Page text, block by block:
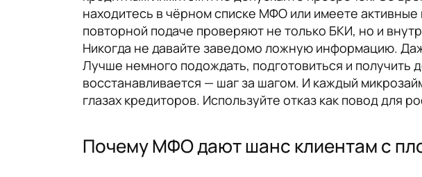
находитесь в чёрном списке МФО или имеете
повторной подаче проверяют не только БКИ, но и
Никогда не давайте заведомо ложную информацию.
Лучше немного подождать, подготовиться и
восстанавливается — шаг за шагом. И каждый
глазах кредиторов. Используйте отказ как повод для
Почему МФО дают шанс клиентам с